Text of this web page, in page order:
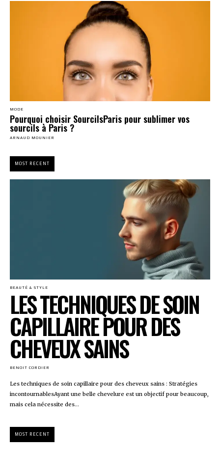
MODE
Pourquoi choisir SourcilsParis pour sublimer vos
sourcils à Paris ?
ARNAUD MOUNIER
MOST RECENT
BEAUTÉ & STYLE
LES TECHNIQUES DE SOIN
CAPILLAIRE POUR DES
CHEVEUX SAINS
BENOIT CORDIER
Les techniques de soin capillaire pour des cheveux sains : Stratégies
incontournablesAyant une belle chevelure est un objectif pour beaucoup,
mais cela nécessite des...
MOST RECENT